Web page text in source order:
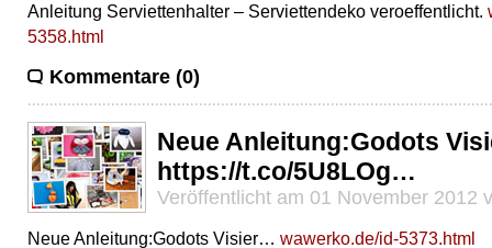
Anleitung Serviettenhalter – Serviettendeko veroeffentlicht.
5358.html
Kommentare (0)
Neue Anleitung:Godots
https://t.co/5U8LOg…
Veröffentlicht am 01 November 2012
Neue Anleitung:Godots Visier… wawerko.de/id-5373.html